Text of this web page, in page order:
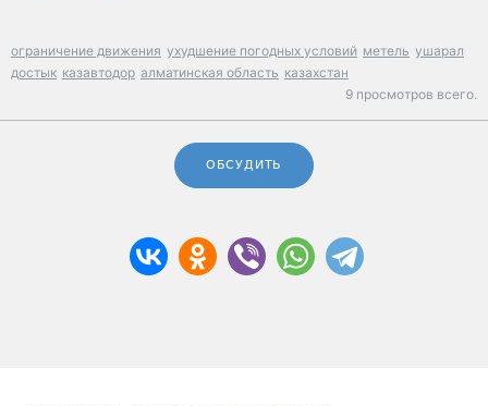
ограничение движения ухудшение погодных условий метель ушарал
достык казавтодор алматинская область казахстан
9 просмотров всего.
ОБСУДИТЬ